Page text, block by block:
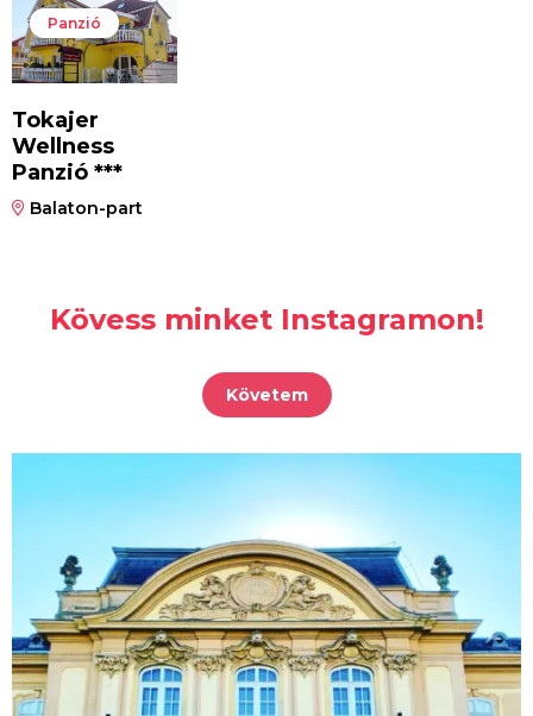
Panzió
Tokajer
Wellness
Panzió ***
Balaton-part
Kövess minket Instagramon!
Követem